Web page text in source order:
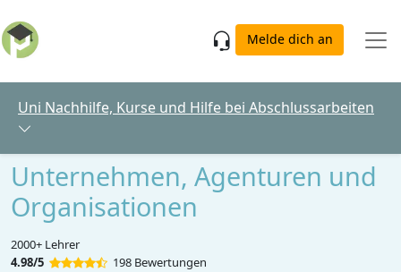
Melde dich an
Uni Nachhilfe, Kurse und Hilfe bei Abschlussarbeiten
Unternehmen, Agenturen und
Organisationen
2000+ Lehrer
4.98/5
198 Bewertungen